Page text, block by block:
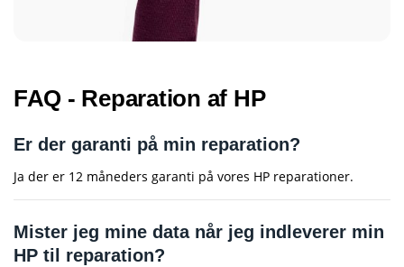
FAQ - Reparation af HP
Er der garanti på min reparation?
Ja der er 12 måneders garanti på vores HP reparationer.
Mister jeg mine data når jeg indleverer min
HP til reparation?